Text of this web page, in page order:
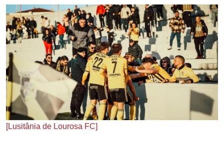
[Lusitânia de Lourosa FC]